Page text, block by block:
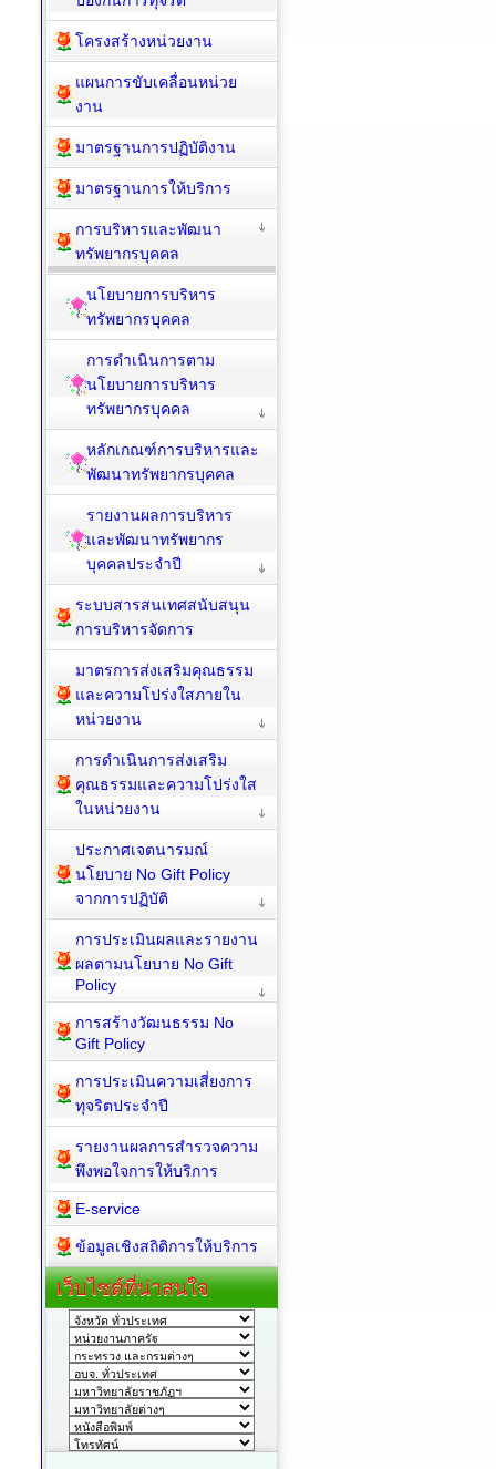
โครงสร้างหน่วยงาน
แผนการขับเคลื่อนหน่วย
งาน
มาตรฐานการปฏิบัติงาน
มาตรฐานการให้บริการ
การบริหารและพัฒนา
ทรัพยากรบุคคล
นโยบายการบริหาร
ทรัพยากรบุคคล
การดำเนินการตาม
นโยบายการบริหาร
ทรัพยากรบุคคล
หลักเกณฑ์การบริหารและ
พัฒนาทรัพยากรบุคคล
รายงานผลการบริหาร
และพัฒนาทรัพยากร
บุคคลประจำปี
ระบบสารสนเทศสนับสนุน
การบริหารจัดการ
มาตรการส่งเสริมคุณธรรม
และความโปร่งใสภายใน
หน่วยงาน
การดำเนินการส่งเสริม
คุณธรรมและความโปร่งใส
ในหน่วยงาน
ประกาศเจตนารมณ์
นโยบาย No Gift Policy
จากการปฏิบัติ
การประเมินผลและรายงาน
ผลตามนโยบาย No Gift
Policy
การสร้างวัฒนธรรม No
Gift Policy
การประเมินความเสี่ยงการ
ทุจริตประจำปี
รายงานผลการสำรวจความ
พึงพอใจการให้บริการ
E-service
ข้อมูลเชิงสถิติการให้บริการ
เว็บไซต์ที่น่าสนใจ